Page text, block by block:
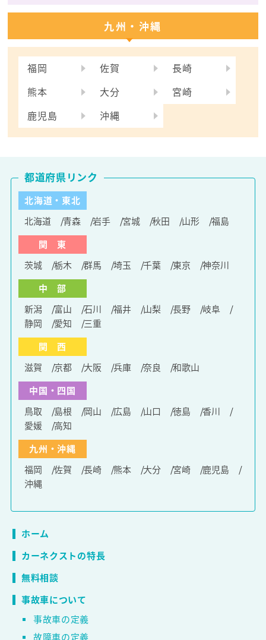
九州・沖縄
福岡 佐賀
長崎
熊本
大分
宮崎
鹿児島
沖縄
北海道・東北
北海道
青森 岩手 宮城 秋田 山形
福島
関 東
茨城
栃木 群馬 埼玉 千葉 東京
神奈川
中 部
新潟
富山 石川 福井 山梨 長野
岐阜
静岡
愛知
三重
関 西
滋賀
京都 大阪 兵庫 奈良
和歌山
中国・四国
鳥取
島根 岡山 広島 山口 徳島
香川
愛媛
高知
九州・沖縄
福岡
佐賀 長崎 熊本 大分 宮崎
鹿児島
沖縄
都道府県リンク
ホーム
カーネクストの特長
無料相談
事故車について
事故車の定義
故障車の定義